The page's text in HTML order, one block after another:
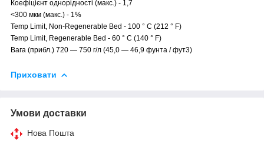
Коефіцієнт однорідності (макс.) - 1,7
<300 мкм (макс.) - 1%
Temp Limit, Non-Regenerable Bed - 100 ° C (212 ° F)
Temp Limit, Regenerable Bed - 60 ° C (140 ° F)
Вага (прибл.) 720 — 750 г/л (45,0 — 46,9 фунта / фут3)
Приховати
Умови доставки
Нова Пошта